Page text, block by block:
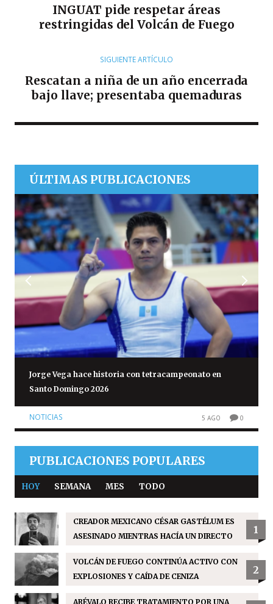
INGUAT pide respetar áreas
restringidas del Volcán de Fuego
SIGUIENTE ARTÍCULO
Rescatan a niña de un año encerrada
bajo llave; presentaba quemaduras
ÚLTIMAS PUBLICACIONES
Jorge Vega hace historia con tetracampeonato en
Santo Domingo 2026
NOTICIAS 5 AGO 0
PUBLICACIONES POPULARES
HOY SEMANA MES TODO
CREADOR MEXICANO CÉSAR GASTÉLUM ES
ASESINADO MIENTRAS HACÍA UN DIRECTO
1
VOLCÁN DE FUEGO CONTINÚA ACTIVO CON
EXPLOSIONES Y CAÍDA DE CENIZA
2
ARÉVALO RECIBE TRATAMIENTO POR UNA